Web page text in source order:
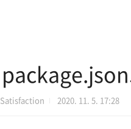
Satisfaction 2020. 11. 5. 17:28